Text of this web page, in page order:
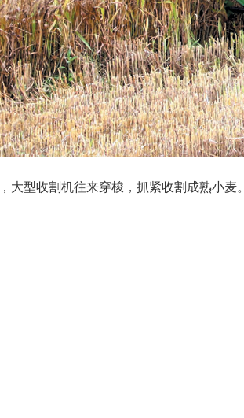
型收割机往来穿梭，抓紧收割成熟小麦。